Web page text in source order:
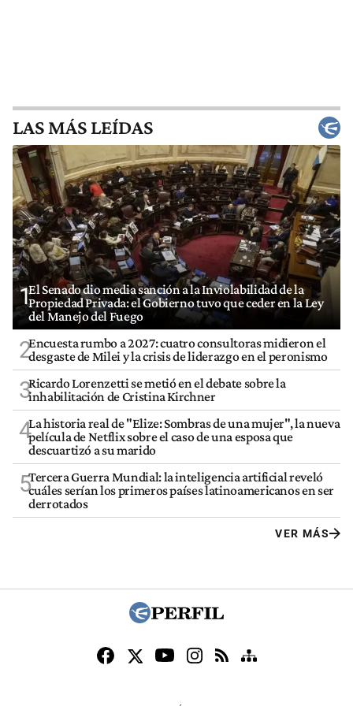
LAS MÁS LEÍDAS
1El Senado dio media sanción a la Inviolabilidad de la
Propiedad Privada: el Gobierno tuvo que ceder en la Ley
del Manejo del Fuego
2Encuesta rumbo a 2027: cuatro consultoras midieron el
desgaste de Milei y la crisis de liderazgo en el peronismo
3Ricardo Lorenzetti se metió en el debate sobre la
inhabilitación de Cristina Kirchner
4La historia real de "Elize: Sombras de una mujer", la nueva
película de Netflix sobre el caso de una esposa que
descuartizó a su marido
5Tercera Guerra Mundial: la inteligencia artificial reveló
cuáles serían los primeros países latinoamericanos en ser
derrotados
VER MÁS